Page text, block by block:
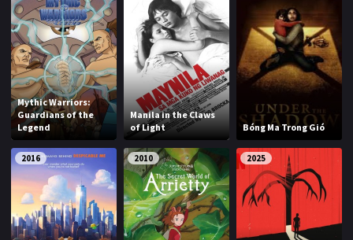
Mythic Warriors:
Guardians of the
Legend
Manila in the Claws
of Light
Bóng Ma Trong Gió
2016 2010 2025